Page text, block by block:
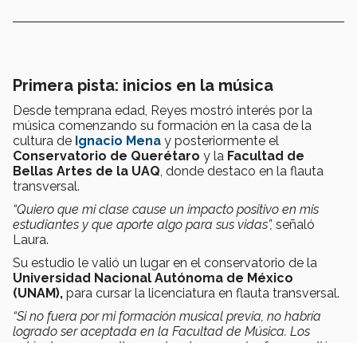
Primera pista: inicios en la música
Desde temprana edad, Reyes mostró interés por la
música comenzando su formación en la casa de la
cultura de Ignacio Mena y posteriormente el
Conservatorio de Querétaro y la Facultad de
Bellas Artes de la UAQ, donde destaco en la flauta
transversal.
“Quiero que mi clase cause un impacto positivo en mis
estudiantes y que aporte algo para sus vidas”, señaló
Laura.
Su estudio le valió un lugar en el conservatorio de la
Universidad Nacional Autónoma de México
(UNAM), para cursar la licenciatura en flauta transversal.
“Si no fuera por mi formación musical previa, no habría
logrado ser aceptada en la Facultad de Música. Los